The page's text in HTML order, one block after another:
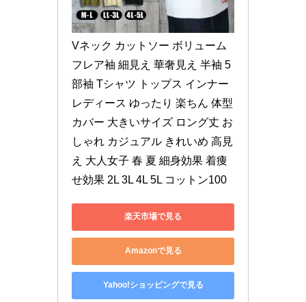
Vネック カットソー ボリューム
フレア袖 細見え 華奢見え 半袖 5
部袖 Tシャツ トップス インナー
レディース ゆったり 楽ちん 体型
カバー 大きいサイズ ロング丈 お
しゃれ カジュアル きれいめ 高見
え 大人女子 春 夏 細身効果 着痩
せ効果 2L 3L 4L 5L コットン100
楽天市場で見る
Amazonで見る
Yahoo!ショッピングで見る